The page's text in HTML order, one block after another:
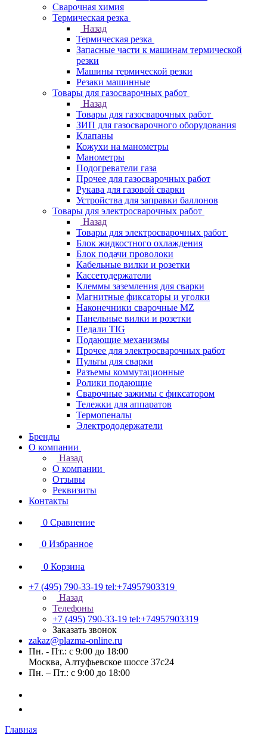
Сварочная химия
Термическая резка
Назад
Термическая резка
Запасные части к машинам термической
резки
Машины термической резки
Резаки машинные
Товары для газосварочных работ
Назад
Товары для газосварочных работ
ЗИП для газосварочного оборудования
Клапаны
Кожухи на манометры
Манометры
Подогреватели газа
Прочее для газосварочных работ
Рукава для газовой сварки
Устройства для заправки баллонов
Товары для электросварочных работ
Назад
Товары для электросварочных работ
Блок жидкостного охлаждения
Блок подачи проволоки
Кабельные вилки и розетки
Кассетодержатели
Клеммы заземления для сварки
Магнитные фиксаторы и уголки
Наконечники сварочные MZ
Панельные вилки и розетки
Педали TIG
Подающие механизмы
Прочее для электросварочных работ
Пульты для сварки
Разъемы коммутационные
Ролики подающие
Сварочные зажимы с фиксатором
Тележки для аппаратов
Термопеналы
Электрододержатели
Бренды
О компании
Назад
О компании
Отзывы
Реквизиты
Контакты
0 Сравнение
0 Избранное
0 Корзина
+7 (495) 790-33-19 tel:+74957903319
Назад
Телефоны
+7 (495) 790-33-19 tel:+74957903319
Заказать звонок
zakaz@plazma-online.ru
Пн. - Пт.: с 9:00 до 18:00
Москва, Алтуфьевское шоссе 37с24
Пн. – Пт.: с 9:00 до 18:00
Главная